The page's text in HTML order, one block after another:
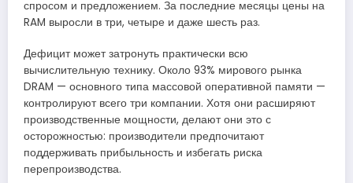
спросом и предложением. За последние месяцы цены на
RAM выросли в три, четыре и даже шесть раз.
Дефицит может затронуть практически всю
вычислительную технику. Около 93% мирового рынка
DRAM — основного типа массовой оперативной памяти —
контролируют всего три компании. Хотя они расширяют
производственные мощности, делают они это с
осторожностью: производители предпочитают
поддерживать прибыльность и избегать риска
перепроизводства.